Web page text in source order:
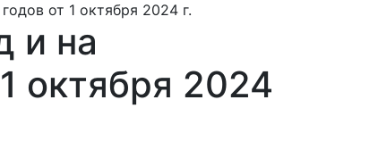
от 1 октября 2024 г.
и на
октября 2024